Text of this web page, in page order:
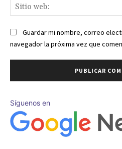
Guardar mi nombre, correo
navegador la próxima vez que
Síguenos en